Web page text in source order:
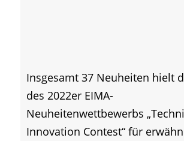
Insgesamt 37 Neuheiten hielt
des 2022er EIMA-
Neuheitenwettbewerbs
Innovation Contest“ für